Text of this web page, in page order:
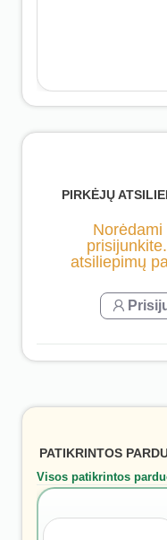
PIRKĖJŲ
atsiliepimų
PATIKRINTOS
Visos patikrintos